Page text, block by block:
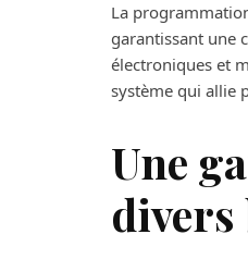
La
garantissant une
électroniques et
système qui allie
Une
divers